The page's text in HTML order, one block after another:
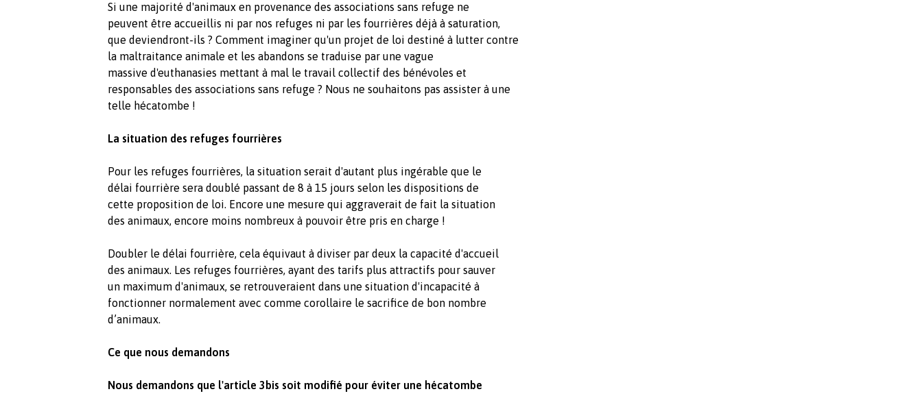
Si une majorité d'animaux en provenance des associations sans refuge ne
peuvent être accueillis ni par nos refuges ni par les fourrières déjà à saturation,
que deviendront-ils ? Comment imaginer qu'un projet de loi destiné à lutter contre
la maltraitance animale et les abandons se traduise par une vague
massive d'euthanasies mettant à mal le travail collectif des bénévoles et
responsables des associations sans refuge ? Nous ne souhaitons pas assister à une
telle hécatombe !
La situation des refuges fourrières
Pour les refuges fourrières, la situation serait d'autant plus ingérable que le
délai fourrière sera doublé passant de 8 à 15 jours selon les dispositions de
cette proposition de loi. Encore une mesure qui aggraverait de fait la situation
des animaux, encore moins nombreux à pouvoir être pris en charge !
Doubler le délai fourrière, cela équivaut à diviser par deux la capacité d'accueil
des animaux. Les refuges fourrières, ayant des tarifs plus attractifs pour sauver
un maximum d'animaux, se retrouveraient dans une situation d'incapacité à
fonctionner normalement avec comme corollaire le sacrifice de bon nombre
d’animaux.
Ce que nous demandons
Nous demandons que l'article 3bis soit modifié pour éviter une hécatombe